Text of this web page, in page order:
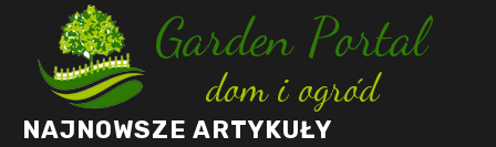
NAJNOWSZE ARTYKUŁY